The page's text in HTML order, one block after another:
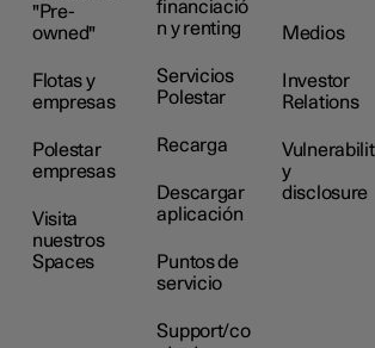
"Pre-
owned"
Flotas y
empresas
Polestar
empresas
Visita
nuestros
Spaces
financiació
n y renting
Servicios
Polestar
Recarga
Descargar
aplicación
Puntos de
servicio
Support/co
Medios
Investor
Relations
Vulnerabilit
y
disclosure